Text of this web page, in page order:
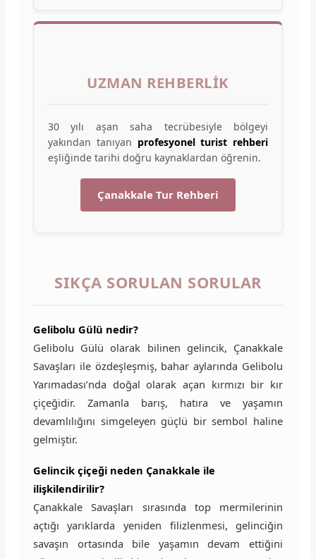
UZMAN REHBERLIK
30 yılı aşan saha tecrübesiyle bölgeyi
yakından tanıyan profesyonel turist rehberi
eşliğinde tarihi doğru kaynaklardan öğrenin.
Çanakkale Tur Rehberi
SIKÇA SORULAN SORULAR
Gelibolu Gülü nedir?
Gelibolu Gülü olarak bilinen gelincik, Çanakkale
Savaşları ile özdeşleşmiş, bahar aylarında Gelibolu
Yarımadası’nda doğal olarak açan kırmızı bir kır
çiçeğidir. Zamanla barış, hatıra ve yaşamın
devamlılığını simgeleyen güçlü bir sembol haline
gelmiştir.
Gelincik çiçeği neden Çanakkale ile
ilişkilendirilir?
Çanakkale Savaşları sırasında top mermilerinin
açtığı yarıklarda yeniden filizlenmesi, gelinciğin
savaşın ortasında bile yaşamın devam ettiğini